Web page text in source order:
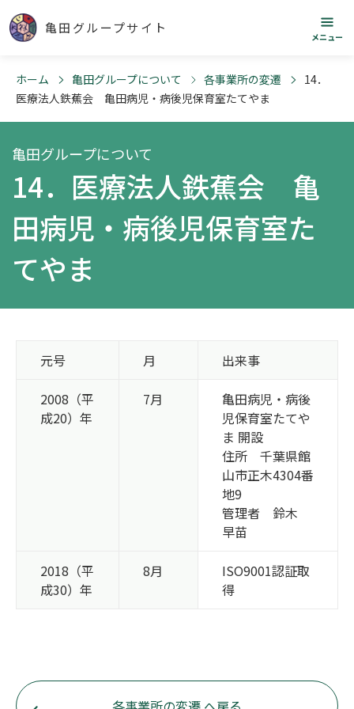
亀田グループサイト
メニュー
ホーム 亀田グループについて 各事業所の変遷
14．
医療法人鉄蕉会 亀田病児・病後児保育室たてやま
亀田グループについて
14．医療法人鉄蕉会 亀
田病児・病後児保育室た
てやま
元号 月 出来事
2008（平
成20）年
7月
亀田病児・病後
児保育室たてや
ま 開設
住所 千葉県館
山市正木4304番
地9
管理者 鈴木
早苗
2018（平
成30）年
8月
ISO9001認証取
得